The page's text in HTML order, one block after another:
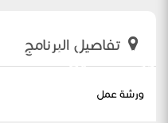
ورشة تحليل أسئلة
تفاصيل البرنامج
ورشة عمل